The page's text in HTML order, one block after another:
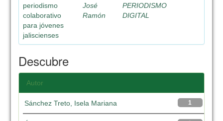
periodismo
colaborativo
para jóvenes
jaliscienses
José
Ramón
PERIODISMO
DIGITAL
Descubre
Autor
1
Sánchez Treto, Isela Mariana